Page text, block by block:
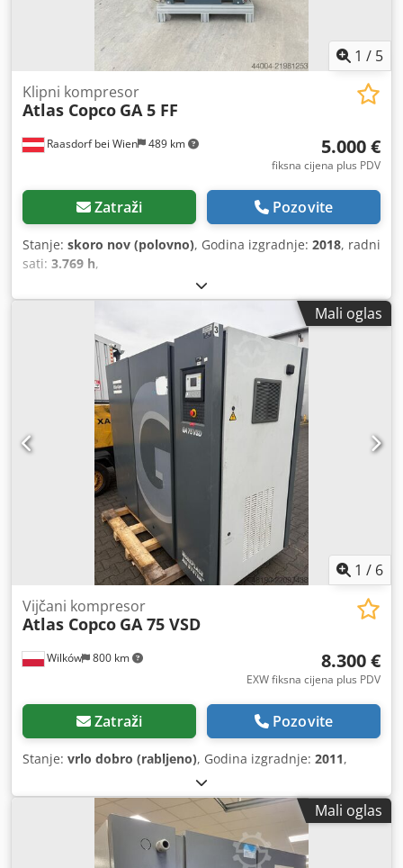
1 / 5
Raasdorf bei Wien 489 km
Klipni kompresor
Atlas Copco GA 5 FF
5.000 €
fiksna cijena plus PDV
Zatraži Pozovite
Stanje: skoro nov (polovno), Godina izgradnje: 2018, radni
sati: 3.769 h,
Mali oglas
1 / 6
Wilków 800 km
Vijčani kompresor
Atlas Copco GA 75 VSD
8.300 €
EXW fiksna cijena plus PDV
Zatraži Pozovite
Stanje: vrlo dobro (rabljeno), Godina izgradnje: 2011,
Mali oglas